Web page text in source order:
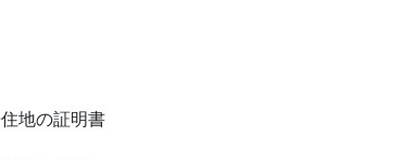
地の証明書